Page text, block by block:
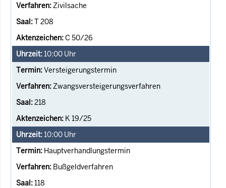
Zivilsache
T 208
C 50/26
10:00 Uhr
Versteigerungstermin
Zwangsversteigerungsverfahren
218
K 19/25
10:00 Uhr
Hauptverhandlungstermin
Bußgeldverfahren
118